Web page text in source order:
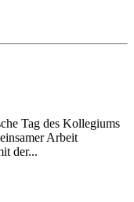
Tag des Kollegiums
Arbeit
der...